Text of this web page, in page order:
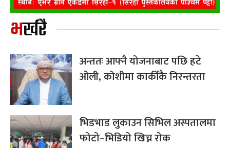
भर्खरै
अन्ततः आफ्नै योजनाबाट पछि हटे
ओली, कोशीमा कार्कीकै निरन्तरता
भिडभाड लुकाउन सिभिल अस्पतालमा
फोटो–भिडियो खिच्न रोक